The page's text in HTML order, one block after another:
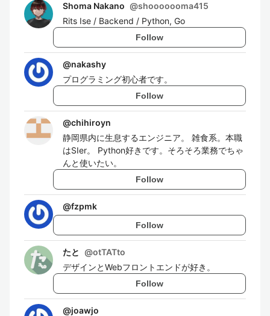
Shoma Nakano @shooooooma415
Rits Ise / Backend / Python, Go
Follow
@nakashy
プログラミング初心者です。
Follow
@chihiroyn
静岡県内に生息するエンジニア。 雑食系。本職
はSIer。 Python好きです。そろそろ業務でちゃ
んと使いたい。
Follow
@fzpmk
Follow
たと @otTATto
デザインとWebフロントエンドが好き。
Follow
@joawjo